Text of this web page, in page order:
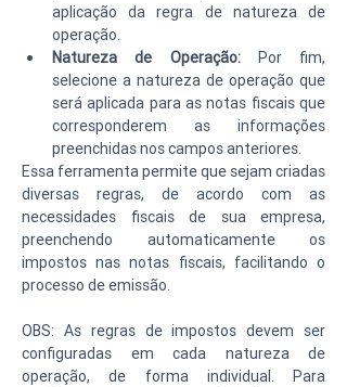
aplicação da regra de natureza de
operação.
Natureza de Operação: Por fim,
selecione a natureza de operação que
será aplicada para as notas fiscais que
corresponderem as informações
preenchidas nos campos anteriores.
Essa ferramenta permite que sejam criadas
diversas regras, de acordo com as
necessidades fiscais de sua empresa,
preenchendo automaticamente os
impostos nas notas fiscais, facilitando o
processo de emissão.
OBS: As regras de impostos devem ser
configuradas em cada natureza de
operação, de forma individual. Para